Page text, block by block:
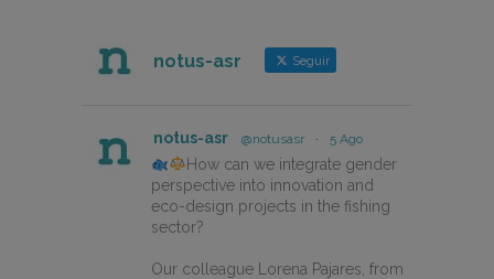
notus-asr Seguir
notus-asr @notusasr · 5 Ago
How can we integrate gender
perspective into innovation and
eco-design projects in the fishing
sector?
Our colleague Lorena Pajares, from